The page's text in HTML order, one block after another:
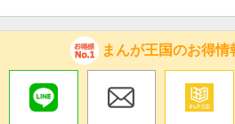
まんが王国のお得情